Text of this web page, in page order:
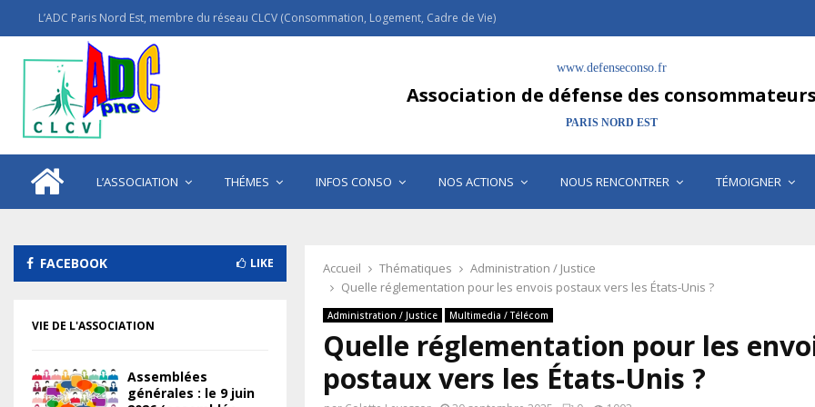
L’ADC Paris Nord Est, membre du réseau CLCV (Consommation, Logement, Cadre de Vie)
www.defenseconso.fr
Association de défense des consommateurs
PARIS NORD EST
L’ASSOCIATION THÉMES INFOS CONSO NOS ACTIONS NOUS RENCONTRER TÉMOIGNER
Accueil Thématiques
Administration / Justice
Quelle réglementation pour les envois postaux vers les États-Unis ?
Administration / Justice Multimedia / Télécom
Quelle réglementation pour les
postaux vers les États-Unis ?
FACEBOOK LIKE
VIE DE L'ASSOCIATION
Assemblées
générales : le 9 juin